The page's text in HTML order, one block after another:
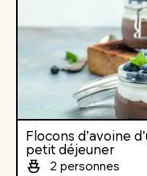
Flocons d’avoine
petit déjeuner
2 personnes